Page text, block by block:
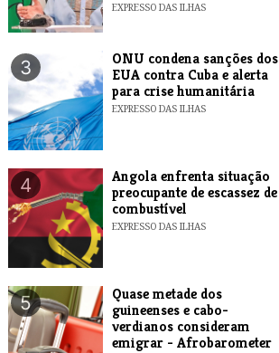
EXPRESSO DAS ILHAS
3
ONU condena sanções dos
EUA contra Cuba e alerta
para crise humanitária
EXPRESSO DAS ILHAS
4
Angola enfrenta situação
preocupante de escassez de
combustível
EXPRESSO DAS ILHAS
5
Quase metade dos
guineenses e cabo-
verdianos consideram
emigrar - Afrobarometer